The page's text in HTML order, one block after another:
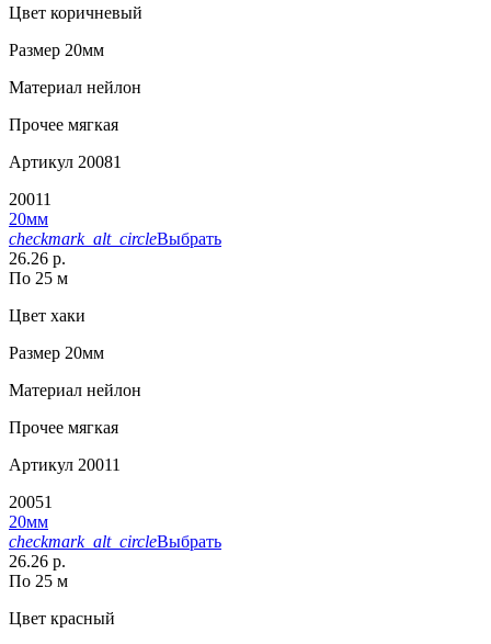
Цвет коричневый
Размер 20мм
Материал нейлон
Прочее мягкая
Артикул 20081
20011
20мм
checkmark_alt_circleВыбрать
26.26 р.
По 25 м
Цвет хаки
Размер 20мм
Материал нейлон
Прочее мягкая
Артикул 20011
20051
20мм
checkmark_alt_circleВыбрать
26.26 р.
По 25 м
Цвет красный